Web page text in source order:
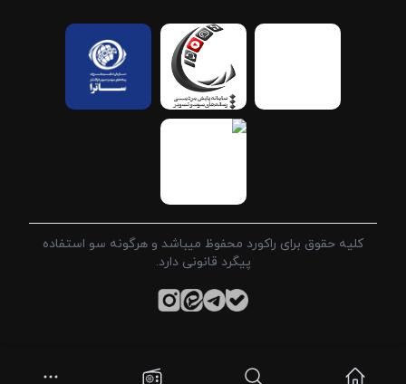
کلیه حقوق برای راکورد محفوظ میباشد و هرگونه سو استفاده
پیگرد قانونی دارد.